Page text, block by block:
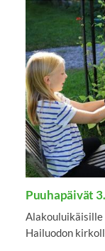
Puuhapäivät
Hailuodon